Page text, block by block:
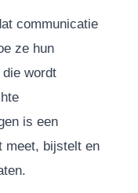
communicatie
ze hun
die wordt
is een
meet, bijstelt en